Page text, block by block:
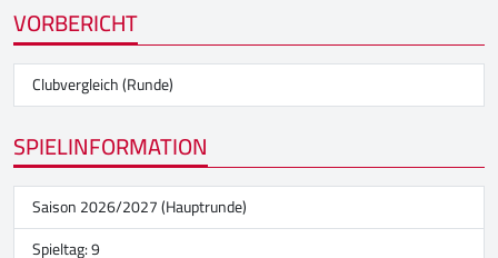
VORBERICHT
Clubvergleich (Runde)
SPIELINFORMATION
Saison 2026/2027 (Hauptrunde)
Spieltag: 9